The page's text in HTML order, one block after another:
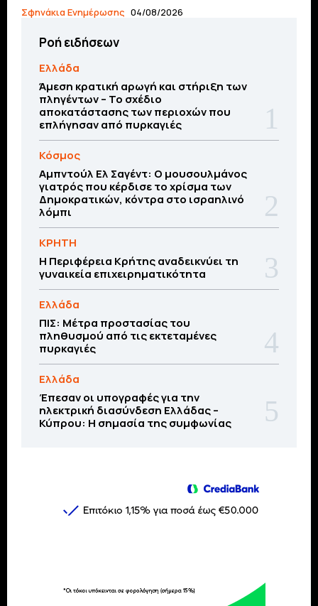
Σφηνάκια Ενημέρωσης 04/08/2026
Ροή ειδήσεων
Ελλάδα
Άμεση κρατική αρωγή και στήριξη των
πληγέντων – Το σχέδιο
αποκατάστασης των περιοχών που
επλήγησαν από πυρκαγιές
Κόσμος
Αμπντούλ Ελ Σαγέντ: Ο μουσουλμάνος
γιατρός που κέρδισε το χρίσμα των
Δημοκρατικών, κόντρα στο ισραηλινό
λόμπι
ΚΡΗΤΗ
Η Περιφέρεια Κρήτης αναδεικνύει τη
γυναικεία επιχειρηματικότητα
Ελλάδα
ΠΙΣ: Μέτρα προστασίας του
πληθυσμού από τις εκτεταμένες
πυρκαγιές
Ελλάδα
Έπεσαν οι υπογραφές για την
ηλεκτρική διασύνδεση Ελλάδας –
Κύπρου: H σημασία της συμφωνίας